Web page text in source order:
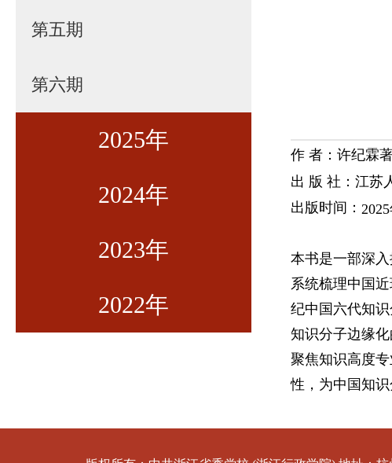
第五期
第六期
2025年
2024年
2023年
2022年
作 者：许纪霖
出 版 社：江苏
出版时间： 2025
本书是一部深
系统梳理中国
纪中国六代知
知识分子边缘
聚焦知识高度
性，为中国知